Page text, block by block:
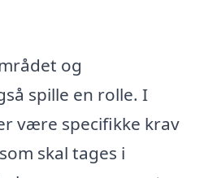
og
spille en rolle. I
være specifikke krav
skal tages i